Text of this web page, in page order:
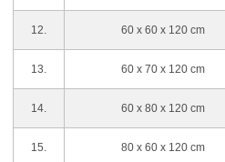
12. 60 x 60 x 120 cm
13. 60 x 70 x 120 cm
14. 60 x 80 x 120 cm
15. 80 x 60 x 120 cm